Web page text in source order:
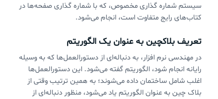
سیستم شماره گذاری مخصوص، که با شماره گذاری صفحه‌ها در
کتاب‌های رایج متفاوت است، انجام می‌شود.
تعریف بلاکچین به عنوان یک الگوریتم
در مهندسی نرم افزار، به دنباله‌ای از دستورالعمل‌ها که به وسیله
رایانه انجام شود، الگوریتم گفته می‌شود. این دستورالعمل‌ها
اغلب شامل ساختمان داده می‌شوند؛ به همین ترتیب وقتی از
بلاک چین به عنوان الگوریتم یاد می‌شود، منظور دنباله‌ای از